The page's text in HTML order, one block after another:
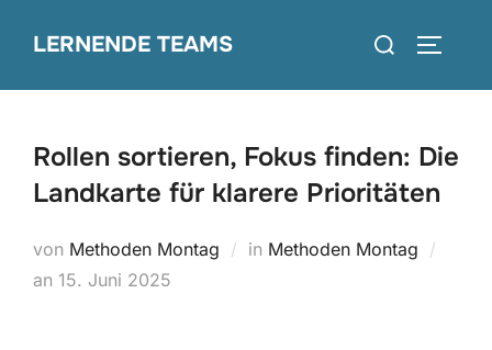
InhaltLERNENDE TEAMS
Suchen
Rollen sortieren, Fokus finden: Die
Landkarte für klarere Prioritäten
von Methoden Montag in Methoden Montag
an Veröffentlicht
15. Juni 2025